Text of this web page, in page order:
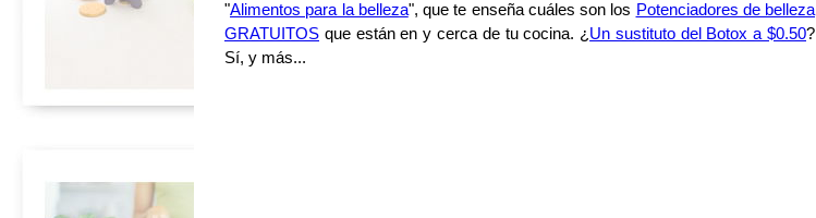
"Alimentos para la belleza", que te enseña cuáles son los Potenciadores de belleza
GRATUITOS que están en y cerca de tu cocina. ¿ Un sustituto del Botox a $0.50?
Sí, y más...